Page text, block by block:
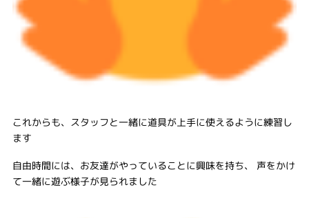
これからも、スタッフと一緒に道具が上手に使えるように練習し
ます
自由時間には、お友達がやっていることに興味を持ち、 声をかけ
て一緒に遊ぶ様子が見られました